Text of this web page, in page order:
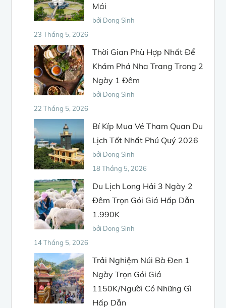
Mái
bởi Dong Sinh
23 Tháng 5, 2026
Thời Gian Phù Hợp Nhất Để
Khám Phá Nha Trang Trong 2
Ngày 1 Đêm
bởi Dong Sinh
22 Tháng 5, 2026
Bí Kíp Mua Vé Tham Quan Du
Lịch Tốt Nhất Phú Quý 2026
bởi Dong Sinh
18 Tháng 5, 2026
Du Lịch Long Hải 3 Ngày 2
Đêm Trọn Gói Giá Hấp Dẫn
1.990K
bởi Dong Sinh
14 Tháng 5, 2026
Trải Nghiệm Núi Bà Đen 1
Ngày Trọn Gói Giá
1150K/Người Có Những Gì
Hấp Dẫn